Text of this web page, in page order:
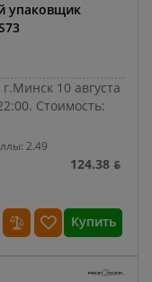
упаковщик
10 августа
Стоимость:
2.49
124.38 ƃ
Купить